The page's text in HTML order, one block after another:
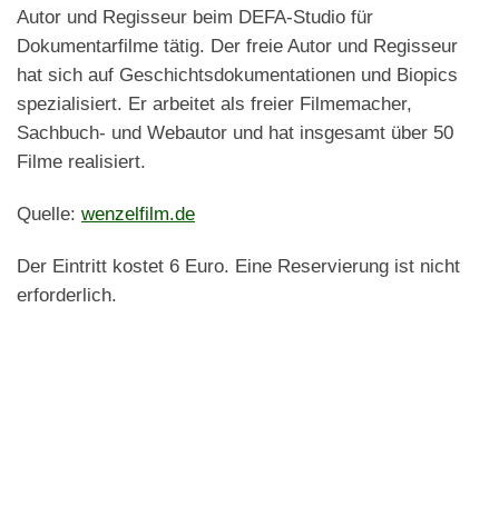
Autor und Regisseur beim DEFA-Studio für
Dokumentarfilme tätig. Der freie Autor und Regisseur
hat sich auf Geschichtsdokumentationen und Biopics
spezialisiert. Er arbeitet als freier Filmemacher,
Sachbuch- und Webautor und hat insgesamt über 50
Filme realisiert.
Quelle: wenzelfilm.de
Der Eintritt kostet 6 Euro. Eine Reservierung ist nicht
erforderlich.